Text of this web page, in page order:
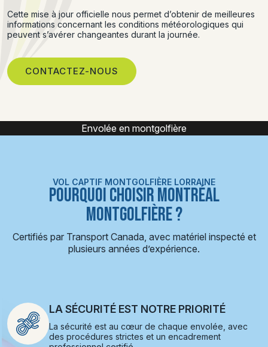
Cette mise à jour officielle nous permet d’obtenir de meilleures
informations concernant les conditions météorologiques qui
peuvent s’avérer changeantes durant la journée.
CONTACTEZ-NOUS
Expérience montgolfière
VOL CAPTIF MONTGOLFIÈRE LORRAINE
POURQUOI CHOISIR MONTRÉAL
MONTGOLFIÈRE ?
Certifiés par Transport Canada, avec matériel inspecté et
plusieurs années d’expérience.
LA SÉCURITÉ EST NOTRE PRIORITÉ
La sécurité est au cœur de chaque envolée, avec
des procédures strictes et un encadrement